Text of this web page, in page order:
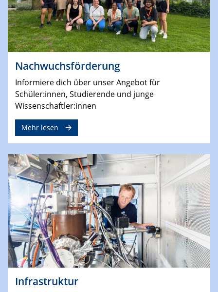
Nachwuchsförderung
Informiere dich über unser Angebot für
Schüler:innen, Studierende und junge
Wissenschaftler:innen
Mehr lesen
Infrastruktur